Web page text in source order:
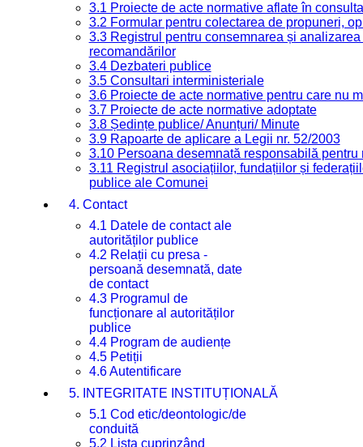
3.1 Proiecte de acte normative aflate în
3.2 Formular pentru colectarea de propuneri,
3.3 Registrul pentru consemnarea și
recomandărilor
3.4 Dezbateri publice
3.5 Consultari interministeriale
3.6 Proiecte de acte normative pentru care nu
3.7 Proiecte de acte normative adoptate
3.8 Ședințe publice/ Anunțuri/ Minute
3.9 Rapoarte de aplicare a Legii nr. 52/2003
3.10 Persoana desemnată responsabilă
3.11 Registrul asociațiilor, fundațiilor și
publice ale Comunei
4. Contact
4.1 Datele de contact ale
autorităților publice
4.2 Relații cu presa -
persoană desemnată, date
de contact
4.3 Programul de
funcționare al autorităților
publice
4.4 Program de audiențe
4.5 Petiții
4.6 Autentificare
5. INTEGRITATE INSTITUȚIONALĂ
5.1 Cod etic/deontologic/de
conduită
5.2 Lista cuprinzând